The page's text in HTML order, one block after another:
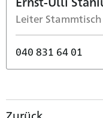
Leiter
040 831 64 01
Zurück